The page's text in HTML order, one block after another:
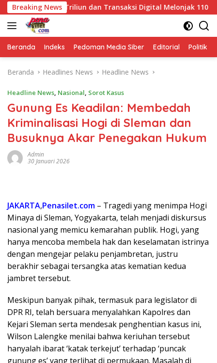
Langsung
ke
konten
Breaking News
Triliun dan Transaksi Digital Melonjak 110 Persen
Beranda Indeks Pedoman Media Siber Editorial Politik
Beranda Headlines News Headline News
Headline News, Nasional, Sorot Kasus
Gunung Es Keadilan: Membedah
Kriminalisasi Hogi di Sleman dan
Busuknya Akar Penegakan Hukum
Admin
30 Januari 2026
JAKARTA,Penasilet.com – Tragedi yang menimpa Hogi
Minaya di Sleman, Yogyakarta, telah menjadi diskursus
nasional yang memicu kemarahan publik. Hogi, yang
hanya mencoba membela hak dan keselamatan istrinya
dengan mengejar pelaku penjambretan, justru
berakhir sebagai tersangka atas kematian kedua
jambret tersebut.
Meskipun banyak pihak, termasuk para legislator di
DPR RI, telah bersuara menyalahkan Kapolres dan
Kejari Sleman serta mendesak penghentian kasus ini,
Wilson Lalengke menilai bahwa keriuhan tersebut
hanyalah ibarat ‘katak terkejut’ terhadap ‘puncak
gunung es’ yang terlihat di permukaan. Masalah di